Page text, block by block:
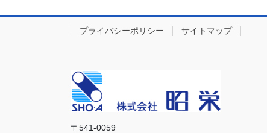
プライバシーポリシー サイトマップ
〒541-0059